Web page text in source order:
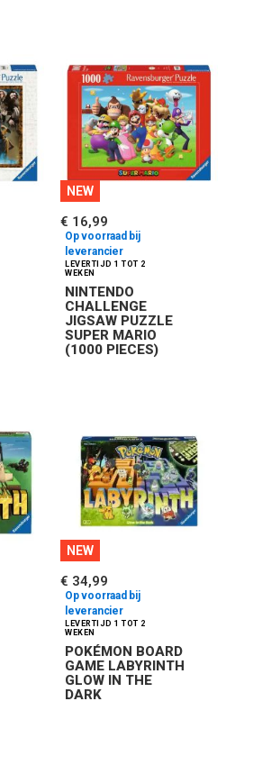
NEW
NINTENDO
CHALLENGE
JIGSAW PUZZLE
SUPER MARIO
(1000 PIECES)
€ 16,99
Op voorraad bij
leverancier
NEW
POKÉMON BOARD
GAME LABYRINTH
GLOW IN THE
DARK
€ 34,99
Op voorraad bij
leverancier